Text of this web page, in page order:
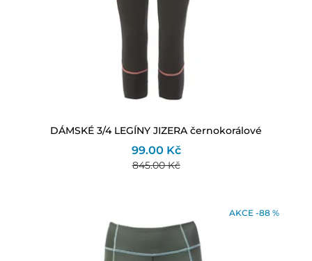
DÁMSKÉ 3/4 LEGÍNY JIZERA černokorálové
99.00 Kč
845.00 Kč
AKCE -88 %